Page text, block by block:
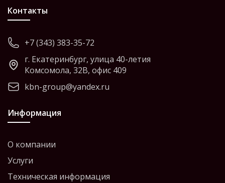
Контакты
+7 (343) 383-35-72
г. Екатеринбург, улица 40-летия
Комсомола, 32В, офис 409
kbn-group@yandex.ru
Информация
О компании
Услуги
Техническая информация